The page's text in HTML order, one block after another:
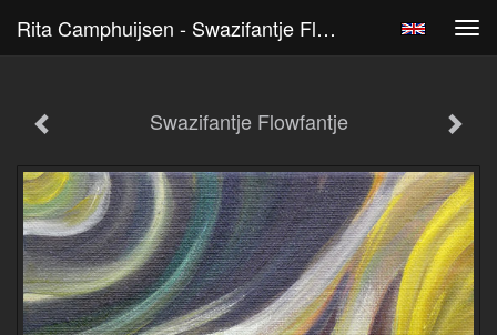
Rita Camphuijsen - Swazifantje Flowfantje
Swazifantje Flowfantje